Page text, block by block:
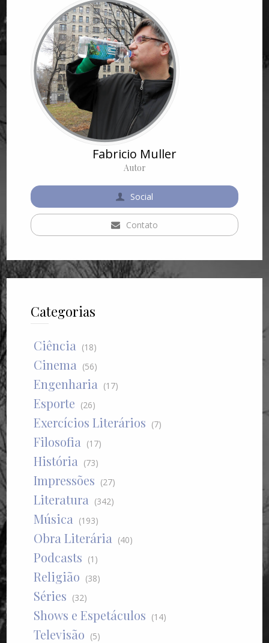
Fabricio Muller
Autor
Social
Contato
Categorias
Ciência (18)
Cinema (56)
Engenharia (17)
Esporte (26)
Exercícios Literários (7)
Filosofia (17)
História (73)
Impressões (27)
Literatura (342)
Música (193)
Obra Literária (40)
Podcasts (1)
Religião (38)
Séries (32)
Shows e Espetáculos (14)
Televisão (5)